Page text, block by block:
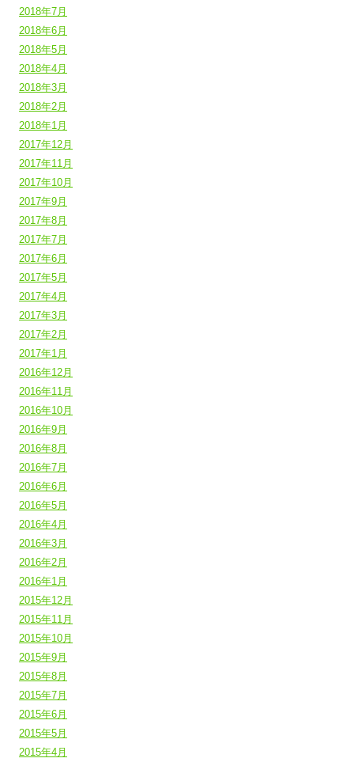
2018年7月
2018年6月
2018年5月
2018年4月
2018年3月
2018年2月
2018年1月
2017年12月
2017年11月
2017年10月
2017年9月
2017年8月
2017年7月
2017年6月
2017年5月
2017年4月
2017年3月
2017年2月
2017年1月
2016年12月
2016年11月
2016年10月
2016年9月
2016年8月
2016年7月
2016年6月
2016年5月
2016年4月
2016年3月
2016年2月
2016年1月
2015年12月
2015年11月
2015年10月
2015年9月
2015年8月
2015年7月
2015年6月
2015年5月
2015年4月